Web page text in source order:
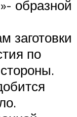
образной
заготовки
по